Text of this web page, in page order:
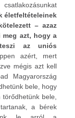
életfeltételeinek
– azaz
azt, hogy a
teszi az uniós
azért, mert
mégis azt kell
Magyarország
bele, hogy
törődhetünk bele,
a bérek